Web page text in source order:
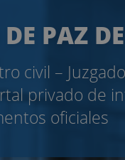
PAZ
civil –
privado de
oficiales